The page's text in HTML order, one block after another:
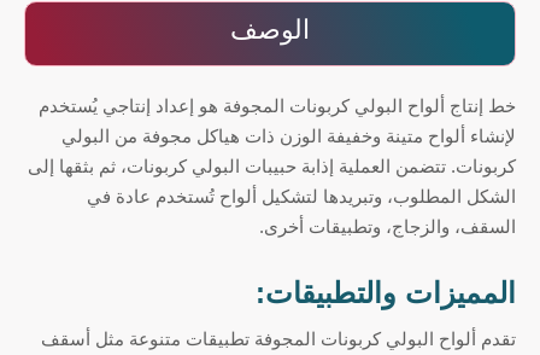
الوصف
خط إنتاج ألواح البولي كربونات المجوفة هو إعداد إنتاجي يُستخدم
لإنشاء ألواح متينة وخفيفة الوزن ذات هياكل مجوفة من البولي
كربونات. تتضمن العملية إذابة حبيبات البولي كربونات، ثم بثقها إلى
الشكل المطلوب، وتبريدها لتشكيل ألواح تُستخدم عادة في
السقف، والزجاج، وتطبيقات أخرى.
المميزات والتطبيقات:
تقدم ألواح البولي كربونات المجوفة تطبيقات متنوعة مثل أسقف